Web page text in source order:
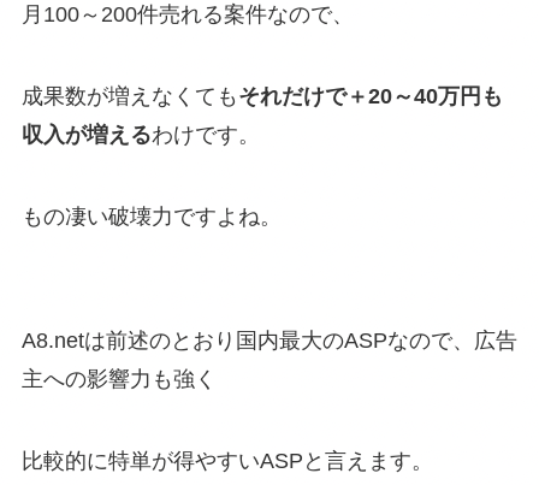
月100～200件売れる案件なので、
成果数が増えなくても それだけで＋20～40万円も
収入が増えるわけです。
もの凄い破壊力ですよね。
A8.netは前述のとおり国内最大のASPなので、広告
主への影響力も強く
比較的に特単が得やすいASPと言えます。